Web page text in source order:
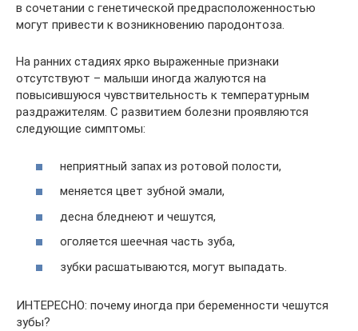
в сочетании с генетической предрасположенностью
могут привести к возникновению пародонтоза.
На ранних стадиях ярко выраженные признаки
отсутствуют – малыши иногда жалуются на
повысившуюся чувствительность к температурным
раздражителям. С развитием болезни проявляются
следующие симптомы:
неприятный запах из ротовой полости,
меняется цвет зубной эмали,
десна бледнеют и чешутся,
оголяется шеечная часть зуба,
зубки расшатываются, могут выпадать.
ИНТЕРЕСНО: почему иногда при беременности чешутся
зубы?